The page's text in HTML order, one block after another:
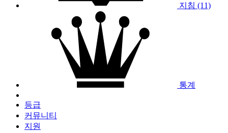
지침 (11)
통계
등급
커뮤니티
지원